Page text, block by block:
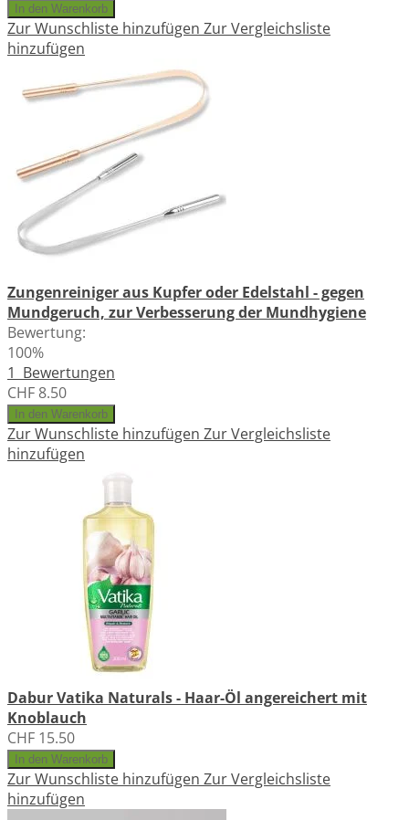
In den Warenkorb
Zur Wunschliste hinzufügen Zur Vergleichsliste
hinzufügen
Zungenreiniger aus Kupfer oder Edelstahl - gegen
Mundgeruch, zur Verbesserung der Mundhygiene
Bewertung:
100%
1 Bewertungen
CHF 8.50
In den Warenkorb
Zur Wunschliste hinzufügen Zur Vergleichsliste
hinzufügen
Dabur Vatika Naturals - Haar-Öl angereichert mit
Knoblauch
CHF 15.50
In den Warenkorb
Zur Wunschliste hinzufügen Zur Vergleichsliste
hinzufügen